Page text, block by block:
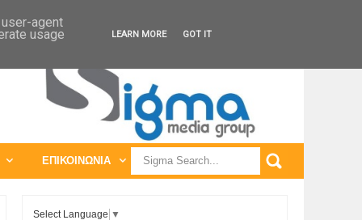
ΠΑΓΚΟΣΜΙΕΣ ΕΚΘΕΣΕΙΣ
ΕΠΙΚΟΙΝΩΝΙΑ
Select Language ▼
agent
usage LEARN MORE GOT IT